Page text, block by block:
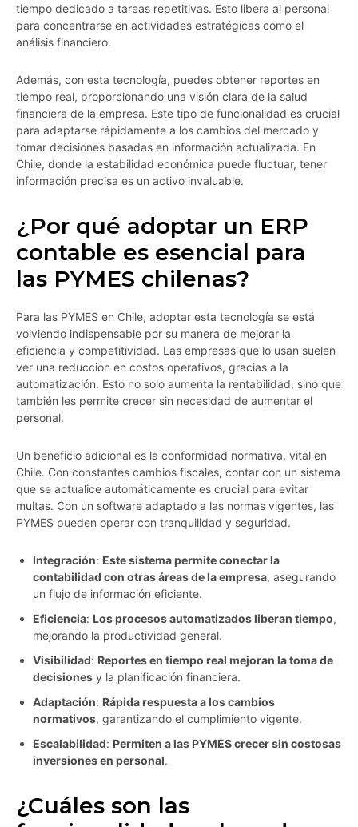
tiempo dedicado a tareas repetitivas. Esto libera al personal
para concentrarse en actividades estratégicas como el
análisis financiero.
Además, con esta tecnología, puedes obtener reportes en
tiempo real, proporcionando una visión clara de la salud
financiera de la empresa. Este tipo de funcionalidad es crucial
para adaptarse rápidamente a los cambios del mercado y
tomar decisiones basadas en información actualizada. En
Chile, donde la estabilidad económica puede fluctuar, tener
información precisa es un activo invaluable.
¿Por qué adoptar un ERP
contable es esencial para
las PYMES chilenas?
Para las PYMES en Chile, adoptar esta tecnología se está
volviendo indispensable por su manera de mejorar la
eficiencia y competitividad. Las empresas que lo usan suelen
ver una reducción en costos operativos, gracias a la
automatización. Esto no solo aumenta la rentabilidad, sino que
también les permite crecer sin necesidad de aumentar el
personal.
Un beneficio adicional es la conformidad normativa, vital en
Chile. Con constantes cambios fiscales, contar con un sistema
que se actualice automáticamente es crucial para evitar
multas. Con un software adaptado a las normas vigentes, las
PYMES pueden operar con tranquilidad y seguridad.
Integración: Este sistema permite conectar la
contabilidad con otras áreas de la empresa, asegurando
un flujo de información eficiente.
Eficiencia: Los procesos automatizados liberan tiempo,
mejorando la productividad general.
Visibilidad: Reportes en tiempo real mejoran la toma de
decisiones y la planificación financiera.
Adaptación: Rápida respuesta a los cambios
normativos, garantizando el cumplimiento vigente.
Escalabilidad: Permiten a las PYMES crecer sin costosas
inversiones en personal.
¿Cuáles son las